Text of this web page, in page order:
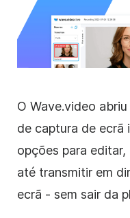
O Wave.video
de captura de
opções para
até transmitir em
ecrã - sem sair da